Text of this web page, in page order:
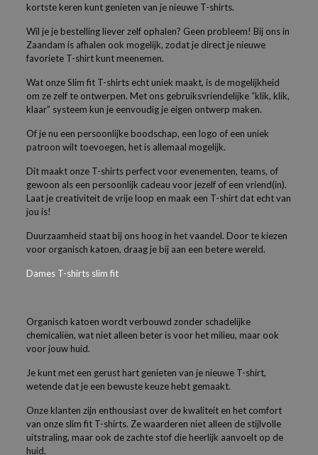
kortste keren kunt genieten van je nieuwe T-shirts.
Wil je je bestelling liever zelf ophalen? Geen probleem! Bij ons in
Zaandam is afhalen ook mogelijk, zodat je direct je nieuwe
favoriete T-shirt kunt meenemen.
Wat onze Slim fit T-shirts echt uniek maakt, is de mogelijkheid
om ze zelf te ontwerpen. Met ons gebruiksvriendelijke “klik, klik,
klaar” systeem kun je eenvoudig je eigen ontwerp maken.
Of je nu een persoonlijke boodschap, een logo of een uniek
patroon wilt toevoegen, het is allemaal mogelijk.
Dit maakt onze T-shirts perfect voor evenementen, teams, of
gewoon als een persoonlijk cadeau voor jezelf of een vriend(in).
Laat je creativiteit de vrije loop en maak een T-shirt dat echt van
jou is!
Duurzaamheid staat bij ons hoog in het vaandel. Door te kiezen
voor organisch katoen, draag je bij aan een betere wereld.
Dames T-shirts slim fit
Organisch katoen wordt verbouwd zonder schadelijke
chemicaliën, wat niet alleen beter is voor het milieu, maar ook
voor jouw huid.
Je kunt met een gerust hart genieten van je nieuwe T-shirt,
wetende dat je een bewuste keuze hebt gemaakt.
Onze klanten zijn enthousiast over de kwaliteit en het comfort
van onze slim fit T-shirts. Ze waarderen niet alleen de stijlvolle
uitstraling, maar ook de zachte stof die heerlijk aanvoelt op de
huid.